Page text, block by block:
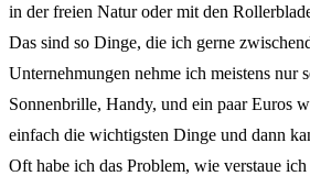
in der freien Natur oder mit den
Das sind so Dinge, die ich gerne
Unternehmungen nehme ich meistens nur
Sonnenbrille, Handy, und ein paar Euros
einfach die wichtigsten Dinge und dann
Oft habe ich das Problem, wie verstaue